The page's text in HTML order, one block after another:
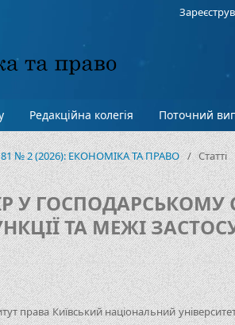
Редакційна колегія Поточний
№ 2 (2026): ЕКОНОМІКА ТА ПРАВО / Статті
У ГОСПОДАРСЬКОМУ
ТА МЕЖІ
права Київський національний